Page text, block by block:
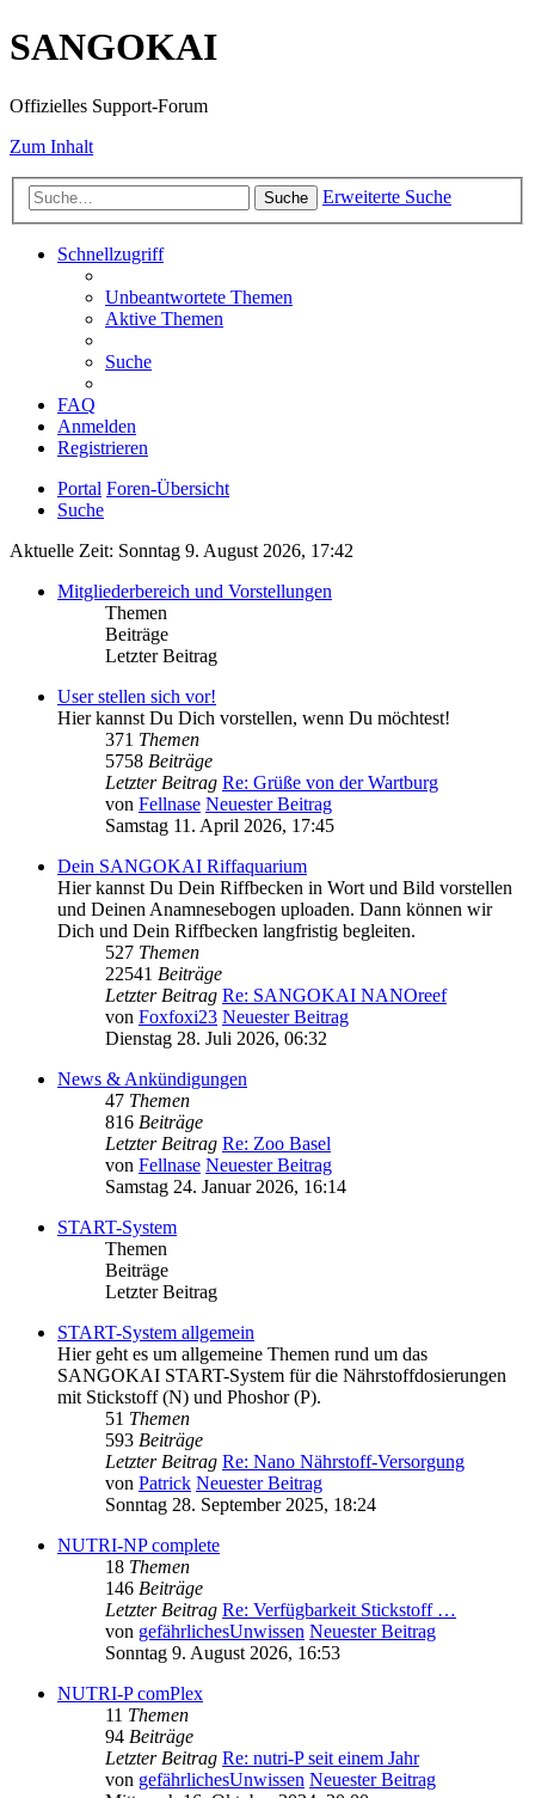
SANGOKAI
Offizielles Support-Forum
Zum Inhalt
Suche Erweiterte Suche
Schnellzugriff
Unbeantwortete Themen
Aktive Themen
Suche
FAQ
Anmelden
Registrieren
Portal Foren-Übersicht
Suche
Aktuelle Zeit: Sonntag 9. August 2026, 17:42
Mitgliederbereich und Vorstellungen
Themen
Beiträge
Letzter Beitrag
User stellen sich vor!
Hier kannst Du Dich vorstellen, wenn Du möchtest!
371 Themen
5758 Beiträge
Letzter Beitrag Re: Grüße von der Wartburg
von Fellnase Neuester Beitrag
Samstag 11. April 2026, 17:45
Dein SANGOKAI Riffaquarium
Hier kannst Du Dein Riffbecken in Wort und Bild vorstellen
und Deinen Anamnesebogen uploaden. Dann können wir
Dich und Dein Riffbecken langfristig begleiten.
527 Themen
22541 Beiträge
Letzter Beitrag Re: SANGOKAI NANOreef
von Foxfoxi23 Neuester Beitrag
Dienstag 28. Juli 2026, 06:32
News & Ankündigungen
47 Themen
816 Beiträge
Letzter Beitrag Re: Zoo Basel
von Fellnase Neuester Beitrag
Samstag 24. Januar 2026, 16:14
START-System
Themen
Beiträge
Letzter Beitrag
START-System allgemein
Hier geht es um allgemeine Themen rund um das
SANGOKAI START-System für die Nährstoffdosierungen
mit Stickstoff (N) und Phoshor (P).
51 Themen
593 Beiträge
Letzter Beitrag Re: Nano Nährstoff-Versorgung
von Patrick Neuester Beitrag
Sonntag 28. September 2025, 18:24
NUTRI-NP complete
18 Themen
146 Beiträge
Letzter Beitrag Re: Verfügbarkeit Stickstoff …
von gefährlichesUnwissen Neuester Beitrag
Sonntag 9. August 2026, 16:53
NUTRI-P comPlex
11 Themen
94 Beiträge
Letzter Beitrag Re: nutri-P seit einem Jahr
von gefährlichesUnwissen Neuester Beitrag